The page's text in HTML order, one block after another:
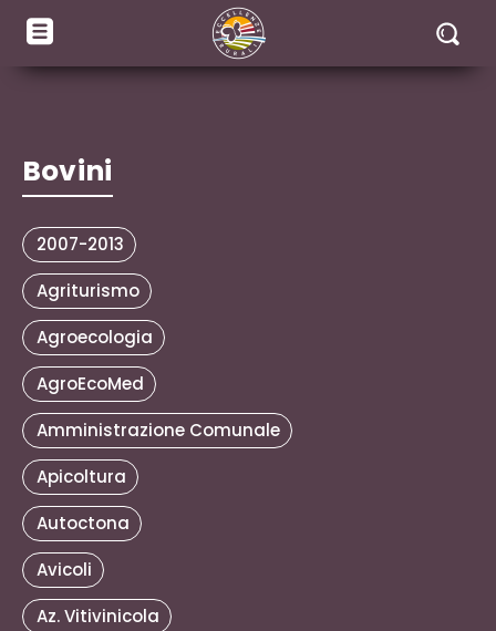
Bovini
2007-2013
Agriturismo
Agroecologia
AgroEcoMed
Amministrazione Comunale
Apicoltura
Autoctona
Avicoli
Az. Vitivinicola